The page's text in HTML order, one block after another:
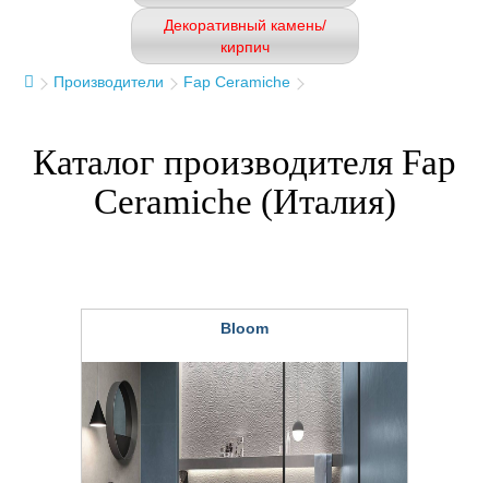
Декоративный камень/
кирпич
Производители
Fap Ceramiche
Каталог производителя Fap
Ceramiche (Италия)
Bloom